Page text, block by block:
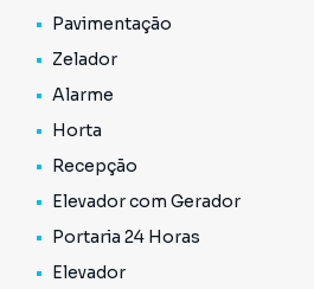
Pavimentação
Zelador
Alarme
Horta
Recepção
Elevador com Gerador
Portaria 24 Horas
Elevador